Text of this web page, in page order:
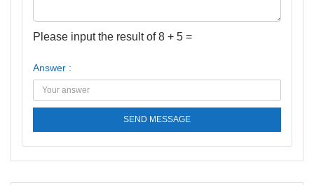
Please input the result of 8 + 5 =
Answer :
SEND MESSAGE